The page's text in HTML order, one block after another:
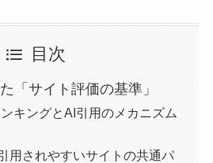
目次
「サイト評価の基準」
キングとAI引用のメカニズム
用されやすいサイトの共通パ